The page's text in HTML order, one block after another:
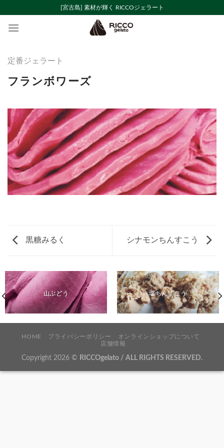
content
[宮古島] 素材が輝く RICCOジェラート
定番ジェラート
フランボワーズ
黒糖みるく シナモンちんすこう
山ぶどう 塩ちんすこう
HOME プライバシーポリシー
オンラインショップについて
店舗情報
Copyright 2026 © RICCOgelato / ALL RIGHTS RESERVED.